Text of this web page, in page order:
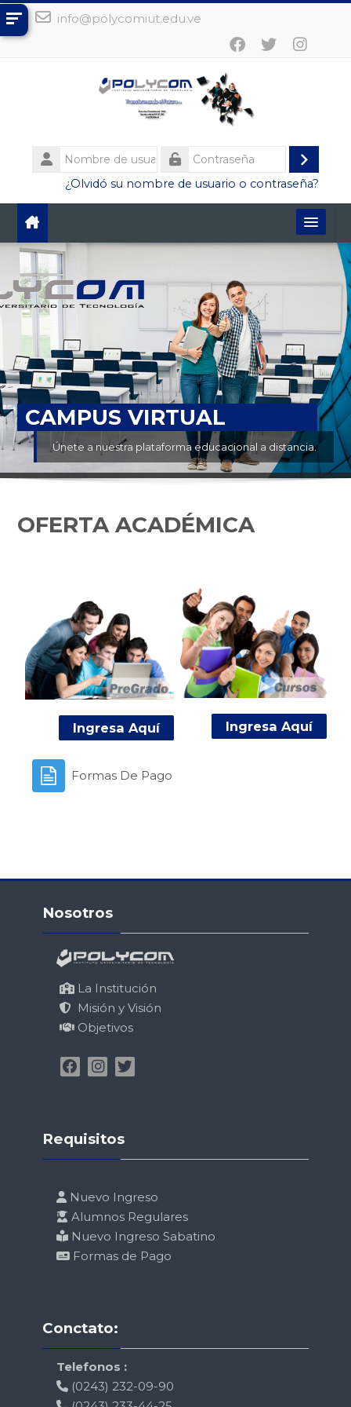
Salta al contenido principal
info@polycomiut.edu.ve
Nombre
de
usuario
Contraseña¿Olvidó su nombre de usuario o contraseña?
Español - Internacional ‎(es)‎
CAMPUS VIRTUAL
Únete a nuestra plataforma educacional a distancia.
OFERTA ACADÉMICA
Ingresa Aquí Ingresa Aquí
Formas De Pago
Nosotros
La Institución
Misión y Visión
Objetivos
Requisitos
Nuevo Ingreso
Alumnos Regulares
Nuevo Ingreso Sabatino
Formas de Pago
Conctato:
Telefonos :
(0243) 232-09-90